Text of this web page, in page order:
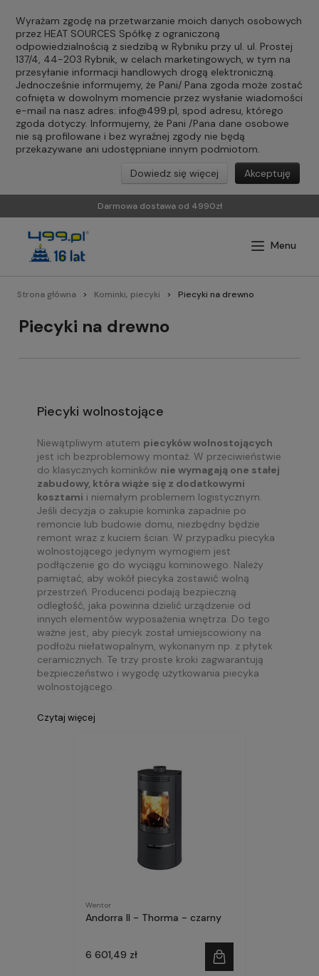
Wyrażam zgodę na przetwarzanie moich danych osobowych
przez HEAT SOURCES Spółkę z ograniczoną
odpowiedzialnością z siedzibą w Rybniku przy ul. ul. Prostej
137/4, 44-203 Rybnik, w celach marketingowych, w tym na
przesyłanie informacji handlowych drogą elektroniczną.
Jednocześnie informujemy, że Pani/ Pana zgoda może zostać
cofnięta w dowolnym momencie przez wysłanie wiadomości
e-mail na nasz adres: info@499.pl, spod adresu, którego
zgoda dotyczy. Informujemy, że Pani /Pana dane osobowe
nie są profilowane i bez wyraźnej zgody nie będą
przekazywane ani udostępniane innym podmiotom.
Akceptuję
Dowiedz się więcej
Darmowa dostawa od 4990zł
Strona główna Kominki, piecyki Piecyki na drewno
Piecyki na drewno
Piecyki wolnostojące
Niewątpliwym atutem piecyków wolnostojących
jest ich bezproblemowy montaż. W przeciwieństwie
do klasycznych kominków nie wymagają one stałej
zabudowy, która wiąże się z dodatkowymi
kosztami i niemałym problemem logistycznym.
Jeśli decyzja o zakupie kominka zapadnie po
remoncie lub budowie domu, niezbędny będzie
remont wraz z kuciem ścian. W przypadku piecyka
wolnostojącego jedynym wymogiem jest
podłączenie go do wyciągu kominowego. Należy
pamiętać, aby wokół piecyka zostawić wolną
przestrzeń. Producenci podają bezpieczną
odległość, jaka powinna dzielić urządzenie od
innych elementów wyposażenia wnętrza. Do tego
ważne jest, aby piecyk został umiejscowiony na
podłożu niełatwopalnym, wykonanym np. z płytek
ceramicznych. Te trzy proste kroki zagwarantują
bezpieczeństwo i wygodę użytkowania piecyka
wolnostojącego.
Czytaj więcej
Wentor
Andorra II - Thorma - czarny
6 601,49 zł